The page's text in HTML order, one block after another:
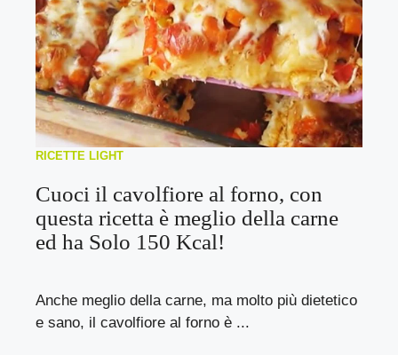
RICETTE LIGHT
Cuoci il cavolfiore al forno, con
questa ricetta è meglio della carne
ed ha Solo 150 Kcal!
Anche meglio della carne, ma molto più dietetico
e sano, il cavolfiore al forno è ...